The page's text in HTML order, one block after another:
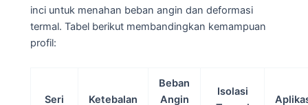
inci untuk menahan beban angin dan deformasi
termal. Tabel berikut membandingkan kemampuan
profil:
Seri
Ketebalan
Beban
Angin
Isolasi